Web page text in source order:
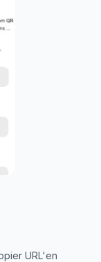
URL'en